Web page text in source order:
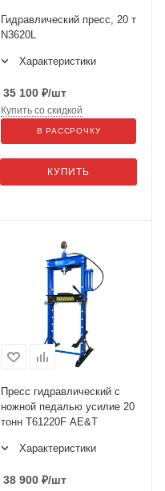
Гидравлический пресс, 20 т
N3620L
Характеристики
35 100 ₽/шт
КУПИТЬ
Купить со скидкой
В РАССРОЧКУ
Пресс гидравлический с
ножной педалью усилие 20
тонн Т61220F AE&T
Характеристики
38 900 ₽/шт